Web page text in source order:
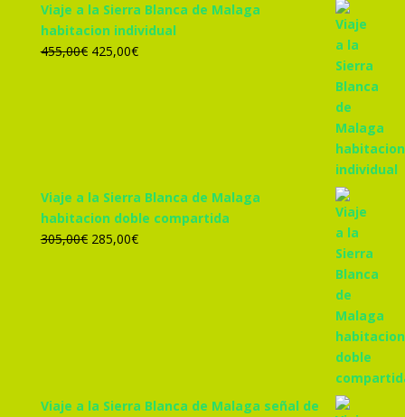
Viaje a la Sierra Blanca de Malaga
habitacion individual
455,00€ El
425,00€El
Viaje a la Sierra Blanca de Malaga
habitacion doble compartida
305,00€ El
285,00€El
Viaje a la Sierra Blanca de Malaga señal de